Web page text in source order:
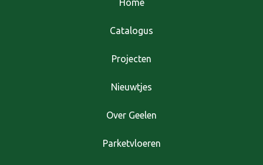
Home
Catalogus
Projecten
Nieuwtjes
Over Geelen
Parketvloeren